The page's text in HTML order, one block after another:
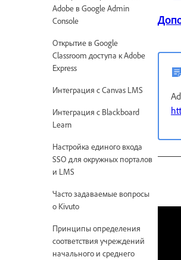
Adobe в Google Admin
Console
Открытие в Google
Classroom доступа к Adobe
Express
Интеграция с Canvas LMS
Интеграция с Blackboard
Learn
Настройка единого входа
SSO для окружных порталов
и LMS
Часто задаваемые вопросы
о Kivuto
Принципы определения
соответствия учреждений
начального и среднего